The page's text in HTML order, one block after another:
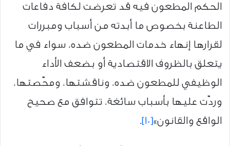
الحكم المطعون فيه قد تعرضت لكافة دفاعات
الطاعنة بخصوص ما أبدته من أسباب ومبررات
لقرارها إنهاء خدمات المطعون ضده، سواء في ما
يتعلق بالظروف الاقتصادية أو بضعف الأداء
الوظيفي للمطعون ضده، وناقشتها، ومحّصتها،
وردّت عليها بأسباب سائغة، تتوافق مع صحيح
الواقع والقانون»[10]
.